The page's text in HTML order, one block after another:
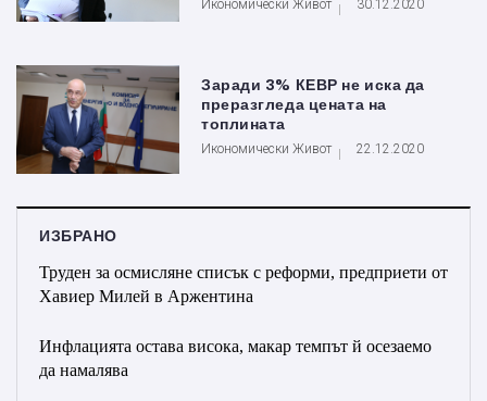
Икономически Живот 30.12.2020
Заради 3% КЕВР не иска да
преразгледа цената на
топлината
Икономически Живот 22.12.2020
ИЗБРАНО
Труден за осмисляне списък с реформи, предприети от
Хавиер Милей в Аржентина
Инфлацията остава висока, макар темпът й осезаемо
да намалява